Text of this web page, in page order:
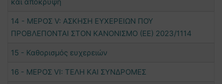
14 - ΜΕΡΟΣ V: ΑΣΚΗΣΗ ΕΥΧΕΡΕΙΩΝ ΠΟΥ
ΠΡΟΒΛΕΠΟΝΤΑΙ ΣΤΟΝ ΚΑΝΟΝΙΣΜΟ (ΕΕ) 2023/1114
15 - Καθορισμός ευχερειών
16 - ΜΕΡΟΣ VΙ: ΤΕΛΗ ΚΑΙ ΣΥΝΔΡΟΜΕΣ